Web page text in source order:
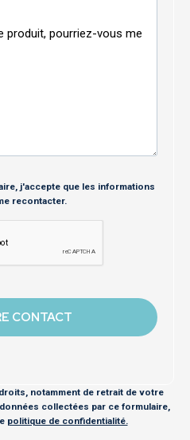
j'accepte que les informations
recontacter.
notamment de retrait de votre
collectées par ce formulaire,
politique de confidentialité.